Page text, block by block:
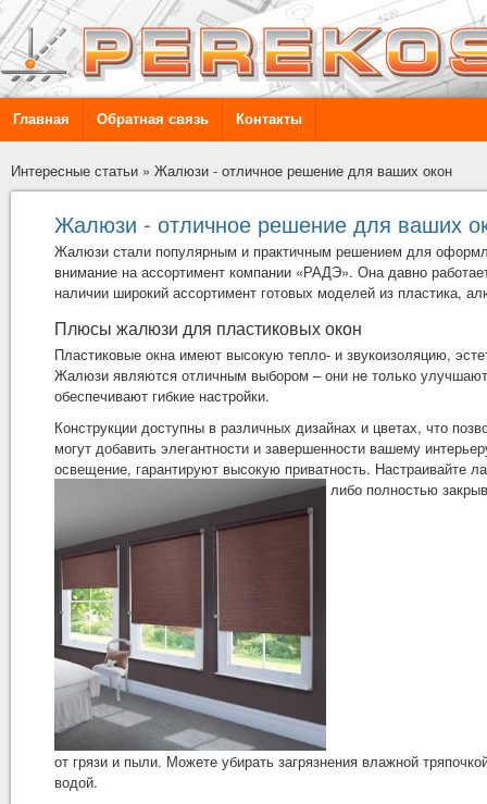
Главная Обратная связь Контакты
Интересные статьи » Жалюзи - отличное решение для ваших окон
Жалюзи - отличное решение для ваших
Жалюзи стали популярным и практичным решением для
внимание на ассортимент компании «РАДЭ». Она давно
наличии широкий ассортимент готовых моделей из пластика,
Плюсы жалюзи для пластиковых окон
Пластиковые окна имеют высокую тепло- и звукоизоляцию,
Жалюзи являются отличным выбором – они не только
обеспечивают гибкие настройки.
Конструкции доступны в различных дизайнах и цветах, что
могут добавить элегантности и завершенности вашему
освещение, гарантируют высокую приватность. Настраивайте
либо полностью
от грязи и пыли. Можете убирать загрязнения влажной
водой.